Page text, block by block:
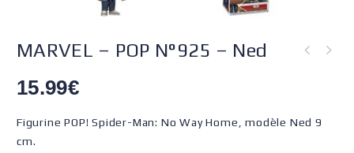
MARVEL – POP N°925 – Ned
15.99€
Figurine POP! Spider-Man: No Way Home, modèle Ned 9
cm.